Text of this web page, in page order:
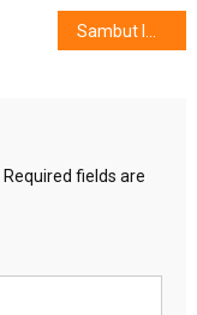
Sambut Imlek,Tips IKEA Untuk Hadirkan Suasana Hangat dan Meriah
Required fields are